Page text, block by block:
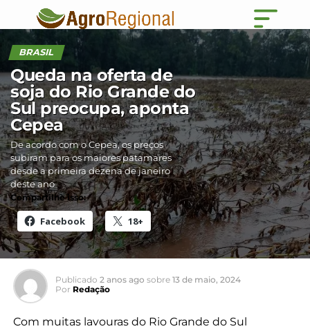
BRASIL
Queda na oferta de
soja do Rio Grande do
Sul preocupa, aponta
Cepea
De acordo com o Cepea, os preços
subiram para os maiores patamares
desde a primeira dezena de janeiro
deste ano
Compartilhe isso:
Facebook 18+
Publicado 2 anos ago sobre 13 de maio, 2024
Por Redação
Com muitas lavouras do Rio Grande do Sul